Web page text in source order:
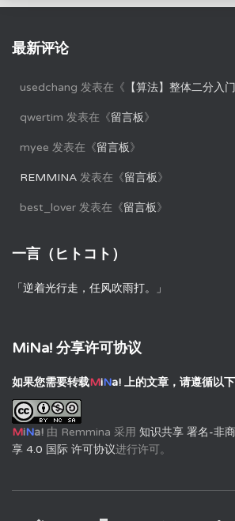
最新评论
usedchang 发表在《 【算法】整体二分
qwertim 发表在《留言板》
myee 发表在《留言板》
REMMINA 发表在《留言板》
best_lover 发表在《留言板》
一言（ヒトコト）
「逆着光行走，任风吹雨打。」
MiNa! 分享许可协议
如果您需要转载MiNa! 上的文章，请遵循以
MiNa! 由 Remmina 采用 知识共享 署名-非
享 4.0 国际 许可协议进行许可。